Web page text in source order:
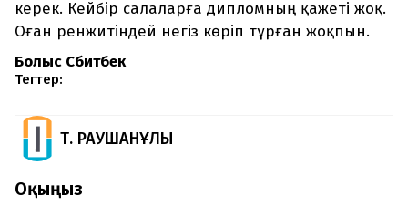
керек. Кейбір салаларға дипломның қажеті жоқ.
Оған ренжитіндей негіз көріп тұрған жоқпын.
Болыс Сәбитбек
Тегтер:
Т. РАУШАНҰЛЫ
Оқыңыз